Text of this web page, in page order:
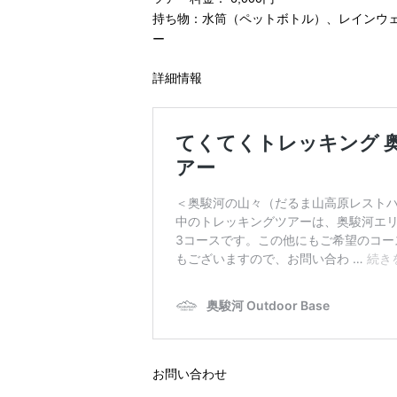
持ち物：水筒（ペットボトル）、レインウ
ー
詳細情報
お問い合わせ